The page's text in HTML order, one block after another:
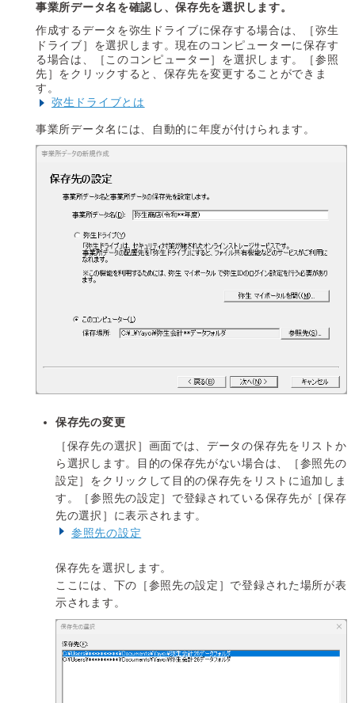
事業所データ名を確認し、保存先を選択します。
作成するデータを弥生ドライブに保存する場合は、［弥生
ドライブ］を選択します。現在のコンピューターに保存す
る場合は、［このコンピューター］を選択します。［参照
先］をクリックすると、保存先を変更することができま
す。
弥生ドライブとは
事業所データ名には、自動的に年度が付けられます。
保存先の変更
［保存先の選択］画面では、データの保存先をリストか
ら選択します。目的の保存先がない場合は、［参照先の
設定］をクリックして目的の保存先をリストに追加しま
す。［参照先の設定］で登録されている保存先が［保存
先の選択］に表示されます。
参照先の設定
保存先を選択します。
ここには、下の［参照先の設定］で登録された場所が表
示されます。